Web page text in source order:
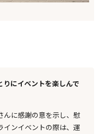
にイベントを楽しんで
んに感謝の意を示し、慰
インイベントの際は、運